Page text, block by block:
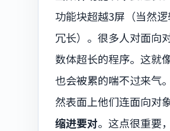
功能块超越3屏（当然
冗长）。很多人对面向
数体超长的程序。这就
也会被累的喘不过来气
然表面上他们连面向对
缩进要对。这点很重要